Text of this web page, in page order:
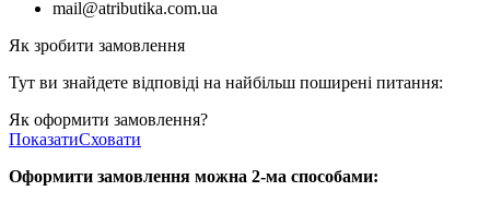
mail@atributika.com.ua
Як зробити замовлення
Тут ви знайдете відповіді на найбільш поширені питання:
Як оформити замовлення?
ПоказатиСховати
Оформити замовлення можна 2-ма способами: